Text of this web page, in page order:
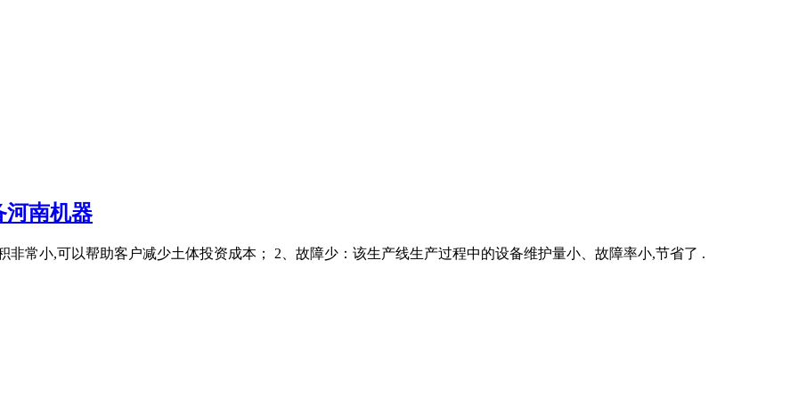
河南机器
常小,可以帮助客户减少土体投资成本； 2、故障少：该生产线生产过程中的设备维护量小、故障率小,节省了 .